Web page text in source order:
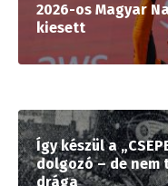
2026-os Magyar
kiesett
Így készül a
dolgozó – de nem
drága